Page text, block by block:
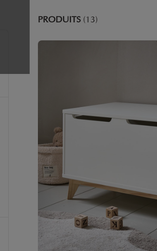
PRODUITS (13)